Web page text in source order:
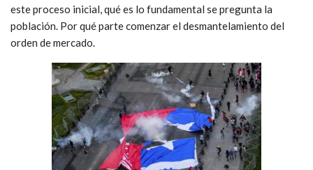
este proceso inicial, qué es lo fundamental se pregunta la
población. Por qué parte comenzar el desmantelamiento del
orden de mercado.